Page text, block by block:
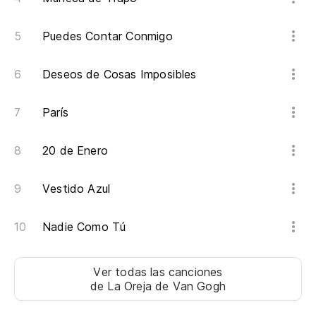
Puedes Contar Conmigo
Deseos de Cosas Imposibles
París
20 de Enero
Vestido Azul
Nadie Como Tú
Ver todas las canciones
de La Oreja de Van Gogh